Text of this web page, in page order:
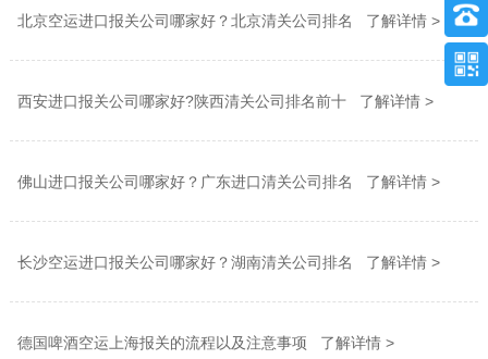
北京空运进口报关公司哪家好？北京清关公司排名 了解详情 >
西安进口报关公司哪家好?陕西清关公司排名前十 了解详情 >
佛山进口报关公司哪家好？广东进口清关公司排名 了解详情 >
长沙空运进口报关公司哪家好？湖南清关公司排名 了解详情 >
德国啤酒空运上海报关的流程以及注意事项 了解详情 >